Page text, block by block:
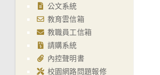
公文系統
教育雲信箱
教職員工信箱
請購系統
內控聲明書
校園網路問題報修